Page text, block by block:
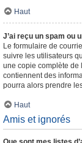
Haut
J’ai reçu un spam ou
Le formulaire de
suivre les utilisateurs
une copie complète de
contiennent des
pourra alors prendre
Haut
Amis et ignorés